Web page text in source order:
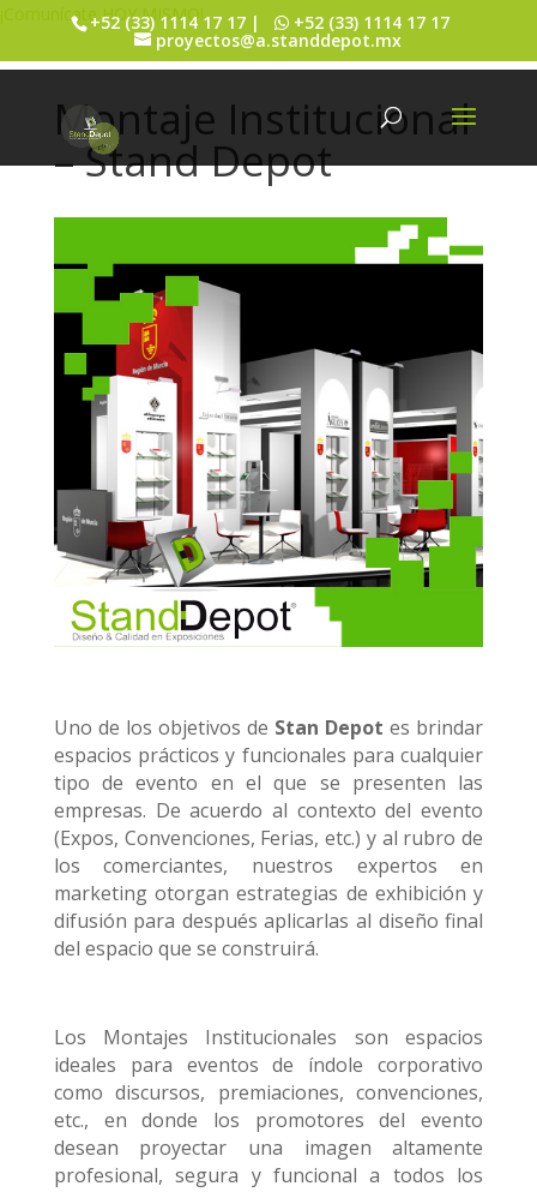
¡Comunícate HOY MISMO!
+52 (33) 1114 17 17 | +52 (33) 1114 17 17
proyectos@a.standdepot.mx
Montaje Institucional
– Stand Depot
Uno de los objetivos de Stan Depot es brindar
espacios prácticos y funcionales para cualquier
tipo de evento en el que se presenten las
empresas. De acuerdo al contexto del evento
(Expos, Convenciones, Ferias, etc.) y al rubro de
los comerciantes, nuestros expertos en
marketing otorgan estrategias de exhibición y
difusión para después aplicarlas al diseño final
del espacio que se construirá.
Los Montajes Institucionales son espacios
ideales para eventos de índole corporativo
como discursos, premiaciones, convenciones,
etc., en donde los promotores del evento
desean proyectar una imagen altamente
profesional, segura y funcional a todos los